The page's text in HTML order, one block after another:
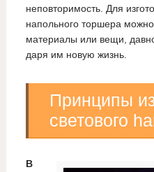
неповторимость. Для
напольного торшера
материалы или вещи,
даря им новую жизнь.
Принципы
светового
В